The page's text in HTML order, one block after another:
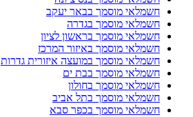
חשמלאי מוסמך בבאר יעקב
חשמלאי מוסמך בגדרה
חשמלאי מוסמך בראשון לציון
חשמלאי מוסמך באיזור המרכז
חשמלאי מוסמך במועצה איזורית גדרות
חשמלאי מוסמך בבת ים
חשמלאי מוסמך בחולון
חשמלאי מוסמך בתל אביב
חשמלאי מוסמך בכפר סבא